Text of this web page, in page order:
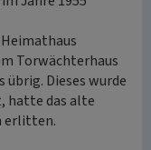
Torwächterhaus
übrig. Dieses wurde
hatte das alte
erlitten.